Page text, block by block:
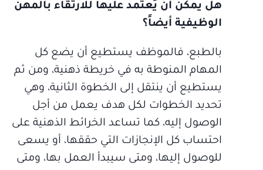
هل يمكن أن يُعتمد عليها للارتقاء بالمهن
الوظيفية أيضاً؟
بالطبع، فالموظف يستطيع أن يضع كل
المهام المنوطة به في خريطة ذهنية، ومن ثم
يستطيع أن ينتقل إلى الخطوة الثانية، وهي
تحديد الخطوات لكل هدف يعمل من أجل
الوصول إليه، كما تساعد الخرائط الذهنية على
احتساب كل الإنجازات التي حققها، أو يسعى
للوصول إليها، ومتى سيبدأ العمل بها، ومتى